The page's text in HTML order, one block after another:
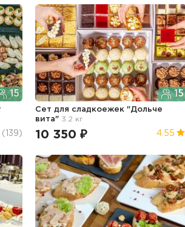
15
(139)
15
Сет для сладкоежек "Дольче
вита" 3.2 кг
10 350 ₽ 4.55